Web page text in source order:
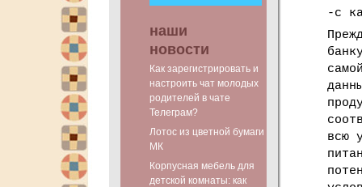
наши
новости
Как зарегистрировать и
настроить чат молодых
родителей в чате
Телеграм?
Лотос из цветной бумаги
МК
Корпусная мебель для
детской комнаты: как
-с
всю